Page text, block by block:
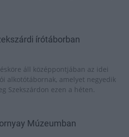
írótáborban
áll középpontjában az idei
alkotótábornak, amelyet negyedik
Szekszárdon ezen a héten.
Múzeumban